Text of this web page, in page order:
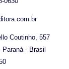
Coutinho, 557
- Brasil